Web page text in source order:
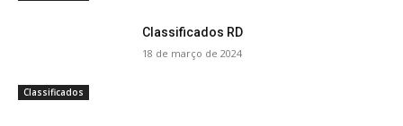
Classificados
Classificados RD
18 de março de 2024